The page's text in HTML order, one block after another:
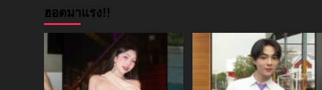
ฮอตมาแรง!!